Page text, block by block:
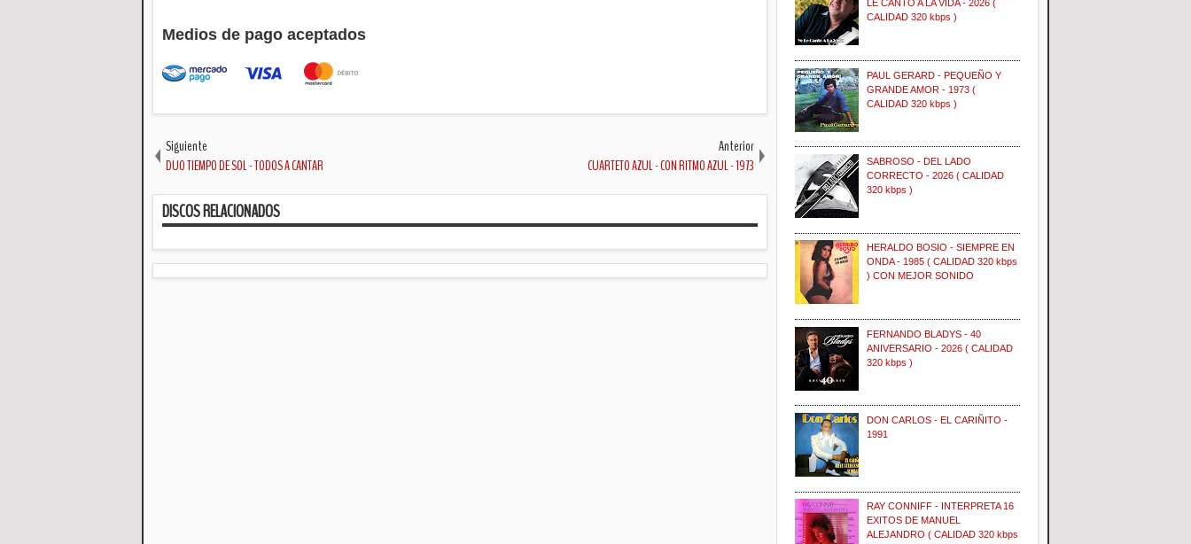
Medios de pago aceptados
Siguiente
DUO TIEMPO DE SOL - TODOS A CANTAR
Anterior
CUARTETO AZUL - CON RITMO AZUL - 1973
DISCOS RELACIONADOS
LE CANTO A LA VIDA - 2026 (
CALIDAD 320 kbps )
PAUL GERARD - PEQUEÑO Y
GRANDE AMOR - 1973 (
CALIDAD 320 kbps )
SABROSO - DEL LADO
CORRECTO - 2026 ( CALIDAD
320 kbps )
HERALDO BOSIO - SIEMPRE EN
ONDA - 1985 ( CALIDAD 320 kbps
) CON MEJOR SONIDO
FERNANDO BLADYS - 40
ANIVERSARIO - 2026 ( CALIDAD
320 kbps )
DON CARLOS - EL CARIÑITO -
1991
RAY CONNIFF - INTERPRETA 16
EXITOS DE MANUEL
ALEJANDRO ( CALIDAD 320 kbps